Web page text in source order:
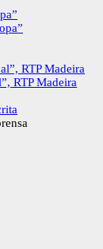
RTP Madeira
RTP Madeira